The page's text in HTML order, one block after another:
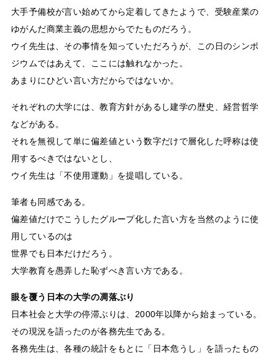
大手予備校が言い始めてから定着してきたようで、受験産業の
ゆがんだ商業主義の思想からでたものだろう。
ウイ先生は、その事情を知っていただろうが、この日のシンポ
ジウムではあえて、ここには触れなかった。
あまりにひどい言い方だからではないか。
それぞれの大学には、教育方針があるし建学の歴史、経営哲学
などがある。
それを無視して単に偏差値という数字だけで層化した呼称は使
用するべきではないとし、
ウイ先生は「不使用運動」を提唱している。
筆者も同感である。
偏差値だけでこうしたグループ化した言い方を当然のように使
用しているのは
世界でも日本だけだろう。
大学教育を愚弄した恥ずべき言い方である。
眼を覆う日本の大学の凋落ぶり
日本社会と大学の停滞ぶりは、2000年以降から始まっている。
その現況を語ったのが各務先生である。
各務先生は、各種の統計をもとに「日本危うし」を語ったもの